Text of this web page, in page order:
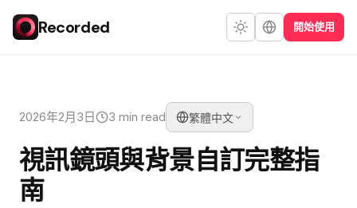
Recorded 開始使用
2026年2月3日 3 min read 繁體中文
視訊鏡頭與背景自訂完整指
南